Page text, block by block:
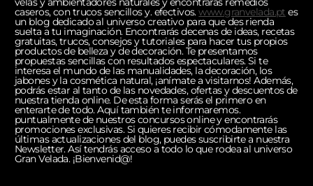
caseros, con trucos sencillos y. efectivos.www.granvelada.pt es
un blog dedicado al universo creativo para que des rienda
suelta a tu imaginación. Encontrarás decenas de ideas, recetas
gratuitas, trucos, consejos y tutoriales para hacer tus propios
productos de belleza y de decoración. Te presentamos
propuestas sencillas con resultados espectaculares. Si te
interesa el mundo de las manualidades, la decoración, los
jabones y la cosmética natural, ¡anímate a visitarnos! Además,
podrás estar al tanto de las novedades, ofertas y descuentos de
nuestra tienda online. De esta forma serás el primero en
enterarte de todo. Aquí también te informaremos.
puntualmente de nuestros concursos online y encontrarás
promociones exclusivas. Si quieres recibir cómodamente las
últimas actualizaciones del blog, puedes suscribirte a nuestra
Newsletter. Así tendrás acceso a todo lo que rodea al universo
Gran Velada. ¡Bienvenid@!